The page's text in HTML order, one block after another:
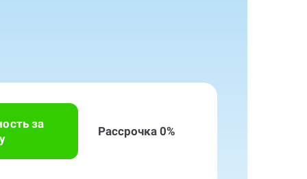
за
Рассрочка 0%